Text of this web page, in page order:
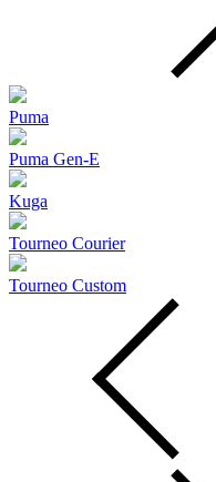
Puma
Puma Gen‑E
Kuga
Tourneo Courier
Tourneo Custom